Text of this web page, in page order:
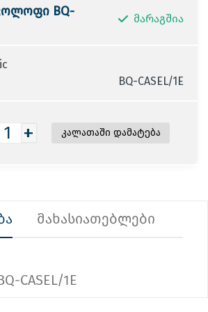
BQ-
მარაგშია
BQ-CASEL/1E
+
მახასიათებლები
CASEL/1E